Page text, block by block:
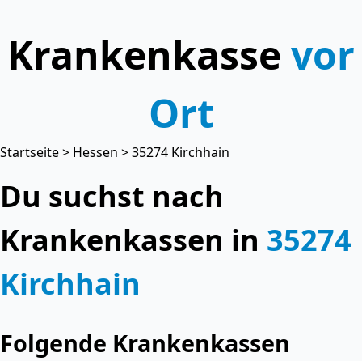
Krankenkasse vor
Ort
Startseite> Hessen > 35274 Kirchhain
Du suchst nach
Krankenkassen in 35274
Kirchhain
Folgende Krankenkassen